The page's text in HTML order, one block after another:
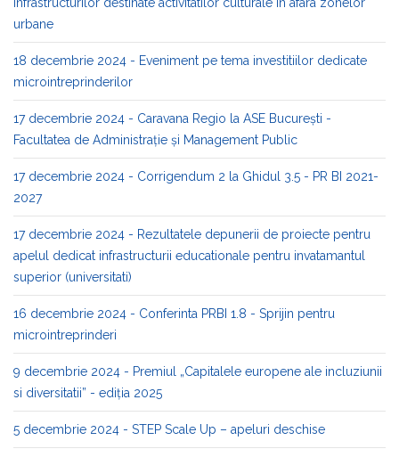
urbane
18 decembrie 2024 - Eveniment pe tema investitiilor dedicate
microintreprinderilor
17 decembrie 2024 - Caravana Regio la ASE București -
Facultatea de Administrație și Management Public​
17 decembrie 2024 - Corrigendum 2 la Ghidul 3.5 - PR BI 2021-
2027
17 decembrie 2024 - Rezultatele depunerii de proiecte pentru
apelul dedicat infrastructurii educationale pentru invatamantul
superior (universitati)
16 decembrie 2024 - Conferinta PRBI 1.8 - Sprijin pentru
microintreprinderi
9 decembrie 2024 - Premiul „Capitalele europene ale incluziunii
si diversitatii” - ediția 2025
5 decembrie 2024 - STEP Scale Up – apeluri deschise